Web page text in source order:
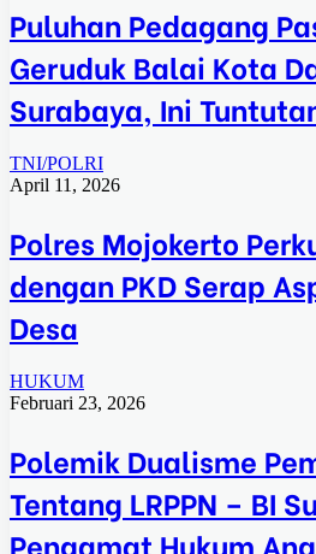
Puluhan Pedagang
Geruduk Balai Kota
Surabaya, Ini
TNI/POLRI
April 11, 2026
Polres Mojokerto
dengan PKD Serap
Desa
HUKUM
Februari 23, 2026
Polemik Dualisme
Tentang LRPPN – BI
Pengamat Hukum